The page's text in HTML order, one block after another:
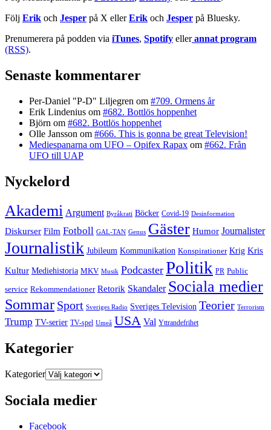
Följ Erik och Jesper på X ellerErik och Jesper på Bluesky.
Prenumerera på podden via iTunes, Spotify eller annat program
(RSS).
Senaste kommentarer
Per-Daniel "P-D" Liljegren om #709. Ormens år
Erik Lindenius om #682. Bottlös hoppenhet
Björn om #682. Bottlös hoppenhet
Olle Jansson om #666. This is gonna be great Television!
Mediespanarna om UFO – Opifex Rapax om #662. Från
UFO till UAP
Nyckelord
Akademi Argument Byråkrati Böcker Covid-19 Desinformation
Diskurser Film Fotboll GAL-TAN Genus Gäster Humor Journalister
Journalistik Jubileum Kommunikation Konspirationer Krig Kris
Kultur Mediehistoria MKV Musik Podcaster Politik PR Public
service Rekommendationer Retorik Skandaler Sociala medier
Sommar Sport Sveriges Radio Sveriges Television Teorier Terrorism
Trump TV-serier TV-spel Umeå USA Val Yttrandefrihet
Kategorier
Kategorier
Sociala medier
Facebook